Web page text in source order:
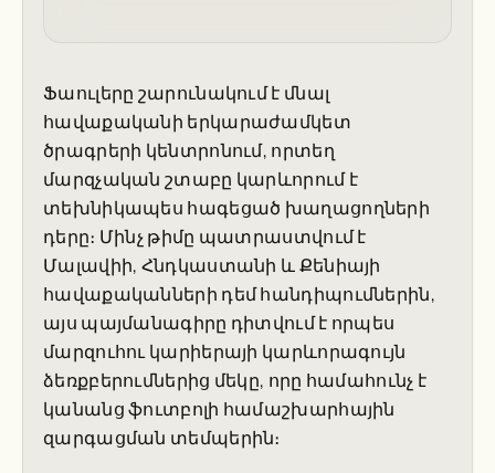
Ֆաուլերը շարունակում է մնալ
հավաքականի երկարաժամկետ
ծրագրերի կենտրոնում, որտեղ
մարզչական շտաբը կարևորում է
տեխնիկապես հագեցած խաղացողների
դերը։ Մինչ թիմը պատրաստվում է
Մալավիի, Հնդկաստանի և Քենիայի
հավաքականների դեմ հանդիպումներին,
այս պայմանագիրը դիտվում է որպես
մարզուհու կարիերայի կարևորագույն
ձեռքբերումներից մեկը, որը համահունչ է
կանանց ֆուտբոլի համաշխարհային
զարգացման տեմպերին։